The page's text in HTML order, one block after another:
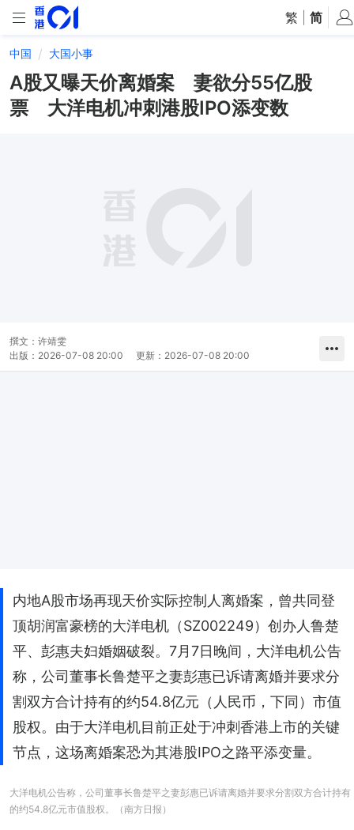
繁 简
中国 大国小事
A股又曝天价离婚案 妻欲分55亿股
票 大洋电机冲刺港股IPO添变数
撰文： 许靖雯
出版： 2026-07-08 20:00 更新： 2026-07-08 20:00
内地A股市场再现天价实际控制人离婚案，曾共同登
顶胡润富豪榜的大洋电机（SZ002249）创办人鲁楚
平、彭惠夫妇婚姻破裂。7月7日晚间，大洋电机公告
称，公司董事长鲁楚平之妻彭惠已诉请离婚并要求分
割双方合计持有的约54.8亿元（人民币，下同）市值
股权。由于大洋电机目前正处于冲刺香港上市的关键
节点，这场离婚案恐为其港股IPO之路平添变量。
大洋电机公告称，公司董事长鲁楚平之妻彭惠已诉请离婚并要求分割双方合计持有
的约54.8亿元市值股权。（南方日报）